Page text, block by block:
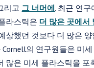
리고 그 너머에. 최근 연구
라스틱은 더 많은 곳에서
상했던 것보다 더 많은 양
Cornell의 연구원들은 미
많은 미세 플라스틱을 포